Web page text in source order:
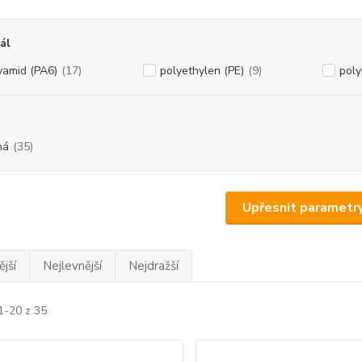
Upřesnit
(PA6) (17) polyethylen (PE) (9)
(35)
Nejlevnější Nejdražší
20 z 35